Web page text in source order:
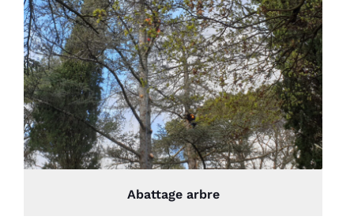
Abattage arbre